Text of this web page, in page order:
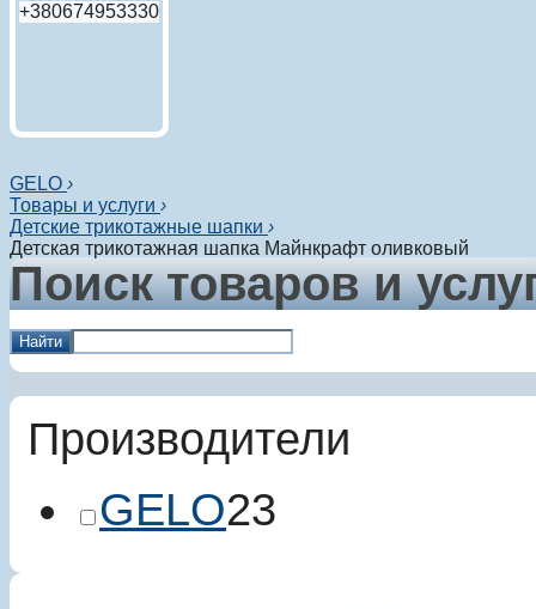
+380674953330
GELO ›
Товары и услуги ›
Детские трикотажные шапки ›
Детская трикотажная шапка Майнкрафт оливковый
Поиск товаров и
Найти
Производители
GELO23